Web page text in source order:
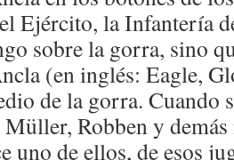
Ejército, la Infantería
sobre la gorra, sino
(en inglés: Eagle,
de la gorra. Cuando
Robben y
uno de ellos, de esos